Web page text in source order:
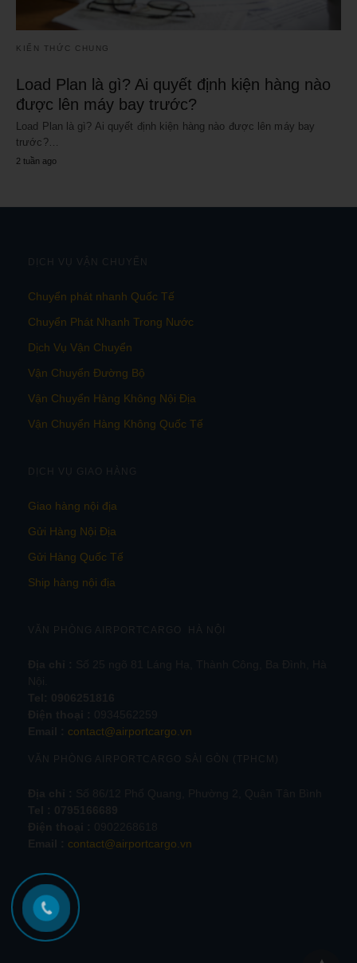
KIẾN THỨC CHUNG
Load Plan là gì? Ai quyết định kiện hàng nào
được lên máy bay trước?
Load Plan là gì? Ai quyết định kiện hàng nào được lên máy bay
trước?…
2 tuần ago
DỊCH VỤ VẬN CHUYỂN
Chuyển phát nhanh Quốc Tế
Chuyển Phát Nhanh Trong Nước
Dịch Vụ Vận Chuyển
Vận Chuyển Đường Bộ
Vận Chuyển Hàng Không Nội Địa
Vận Chuyển Hàng Không Quốc Tế
DỊCH VỤ GIAO HÀNG
Giao hàng nội địa
Gửi Hàng Nội Địa
Gửi Hàng Quốc Tế
Ship hàng nội địa
VĂN PHÒNG AIRPORTCARGO HÀ NỘI
contact@airportcargo.vn
VĂN PHÒNG AIRPORTCARGO SÀI GÒN (TPHCM)
contact@airportcargo.vn